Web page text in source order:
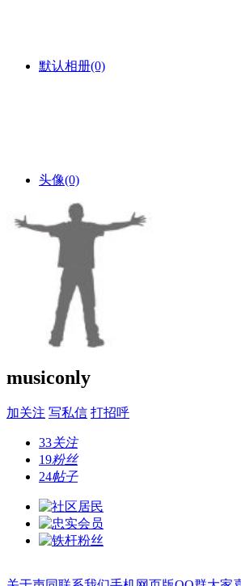
默认相册(0)
头像(0)
musiconly
加关注 写私信 打招呼
33关注
19粉丝
24帖子